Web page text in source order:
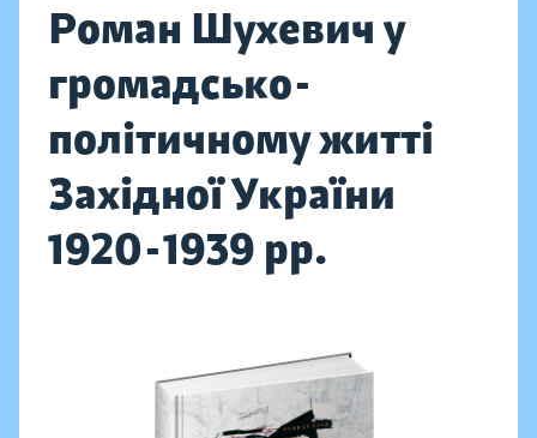
Роман Шухевич у
громадсько-
політичному житті
Західної України
1920-1939 рр.